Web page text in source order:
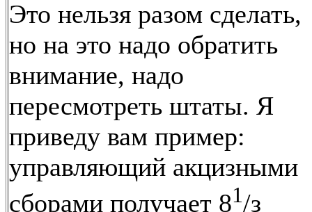
Это нельзя разом сделать,
но на это надо обратить
внимание, надо
пересмотреть штаты. Я
приведу вам пример:
управляющий акцизными
сборами получает 81/з